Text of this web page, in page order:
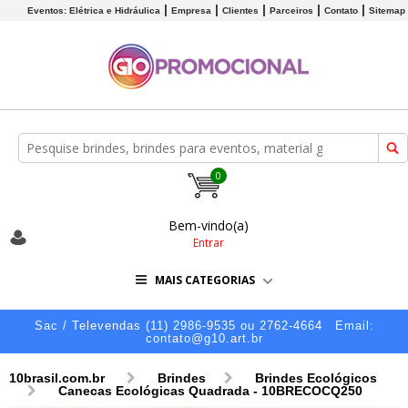
Eventos: Elétrica e Hidráulica Empresa Clientes Parceiros Contato Sitemap
0
Bem-vindo(a)
Entrar
MAIS CATEGORIAS
Sac / Televendas (11) 2986-9535 ou 2762-4664
Email:
contato@g10.art.br
10brasil.com.br Brindes
Brindes Ecológicos
Canecas Ecológicas Quadrada - 10BRECOCQ250